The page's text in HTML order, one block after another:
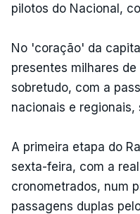
pilotos do Nacional,
No 'coração' da
presentes milhares
sobretudo, com a
nacionais e
A primeira etapa do
sexta-feira, com a
cronometrados, num
passagens duplas